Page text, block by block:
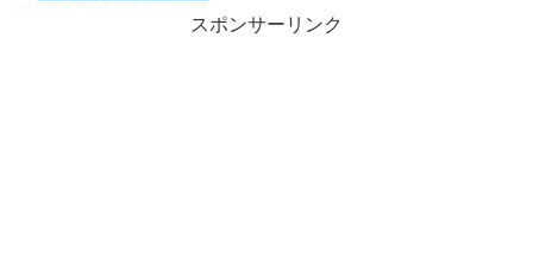
スポンサーリンク